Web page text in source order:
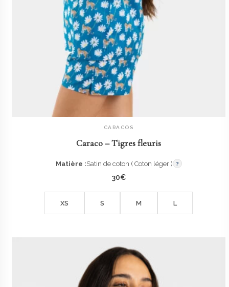
AJOUTER AU PANIER
CARACOS
Caraco – Tigres fleuris
Matière :Satin de coton ( Coton léger ) ?
30€
XS S M L